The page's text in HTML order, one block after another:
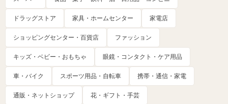
ドラッグストア 家具・ホームセンター 家電店
ショッピングセンター・百貨店 ファッション
キッズ・ベビー・おもちゃ 眼鏡・コンタクト・ケア用品
車・バイク スポーツ用品・自転車 携帯・通信・家電
通販・ネットショップ 花・ギフト・手芸